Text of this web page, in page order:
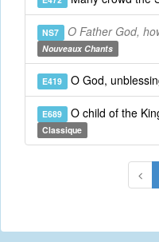
NS7 O Father God,
Nouveaux Chants
E419 O God,
E689 O child of the
Classique